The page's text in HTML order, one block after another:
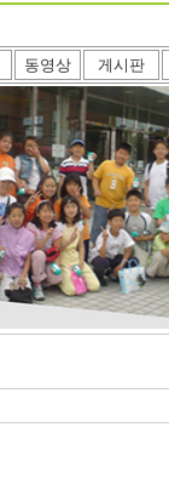
동영상 게시판